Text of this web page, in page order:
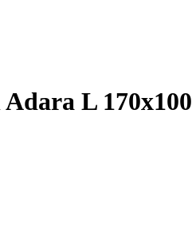
L 170х100